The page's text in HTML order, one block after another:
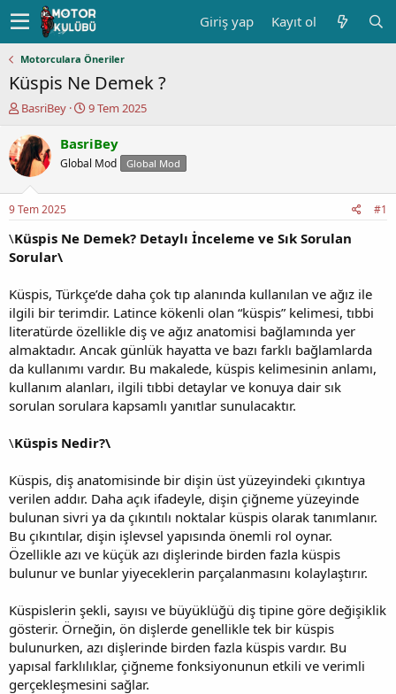
Giriş yap Kayıt ol
Motorculara Öneriler
Küspis Ne Demek ?
K
n
u
y
b
a
ş
a
a
n
BasriBey
B
ş
a
ç
i
h
i
9 Tem 2025
BasriBey
Global Mod Global Mod
9 Tem 2025 #1
\Küspis Ne Demek? Detaylı İnceleme ve Sık Sorulan
Sorular\
Küspis, Türkçe’de daha çok tıp alanında kullanılan ve ağız ile
ilgili bir terimdir. Latince kökenli olan “küspis” kelimesi, tıbbi
literatürde özellikle diş ve ağız anatomisi bağlamında yer
almaktadır. Ancak günlük hayatta ve bazı farklı bağlamlarda
da kullanımı vardır. Bu makalede, küspis kelimesinin anlamı,
kullanım alanları, ilgili tıbbi detaylar ve konuya dair sık
sorulan sorulara kapsamlı yanıtlar sunulacaktır.
\Küspis Nedir?\
Küspis, diş anatomisinde bir dişin üst yüzeyindeki çıkıntıya
verilen addır. Daha açık ifadeyle, dişin çiğneme yüzeyinde
bulunan sivri ya da çıkıntılı noktalar küspis olarak tanımlanır.
Bu çıkıntılar, dişin işlevsel yapısında önemli rol oynar.
Özellikle azı ve küçük azı dişlerinde birden fazla küspis
bulunur ve bunlar yiyeceklerin parçalanmasını kolaylaştırır.
Küspislerin şekli, sayısı ve büyüklüğü diş tipine göre değişiklik
gösterir. Örneğin, ön dişlerde genellikle tek bir küspis
bulunurken, azı dişlerinde birden fazla küspis vardır. Bu
yapısal farklılıklar, çiğneme fonksiyonunun etkili ve verimli
gerçekleşmesini sağlar.